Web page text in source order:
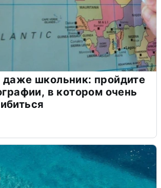
даже школьник: пройдите
в котором очень